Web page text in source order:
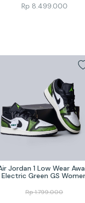
Rp 8.499.000
Jordan 1 Low Wear
Electric Green GS
Rp1.799.000